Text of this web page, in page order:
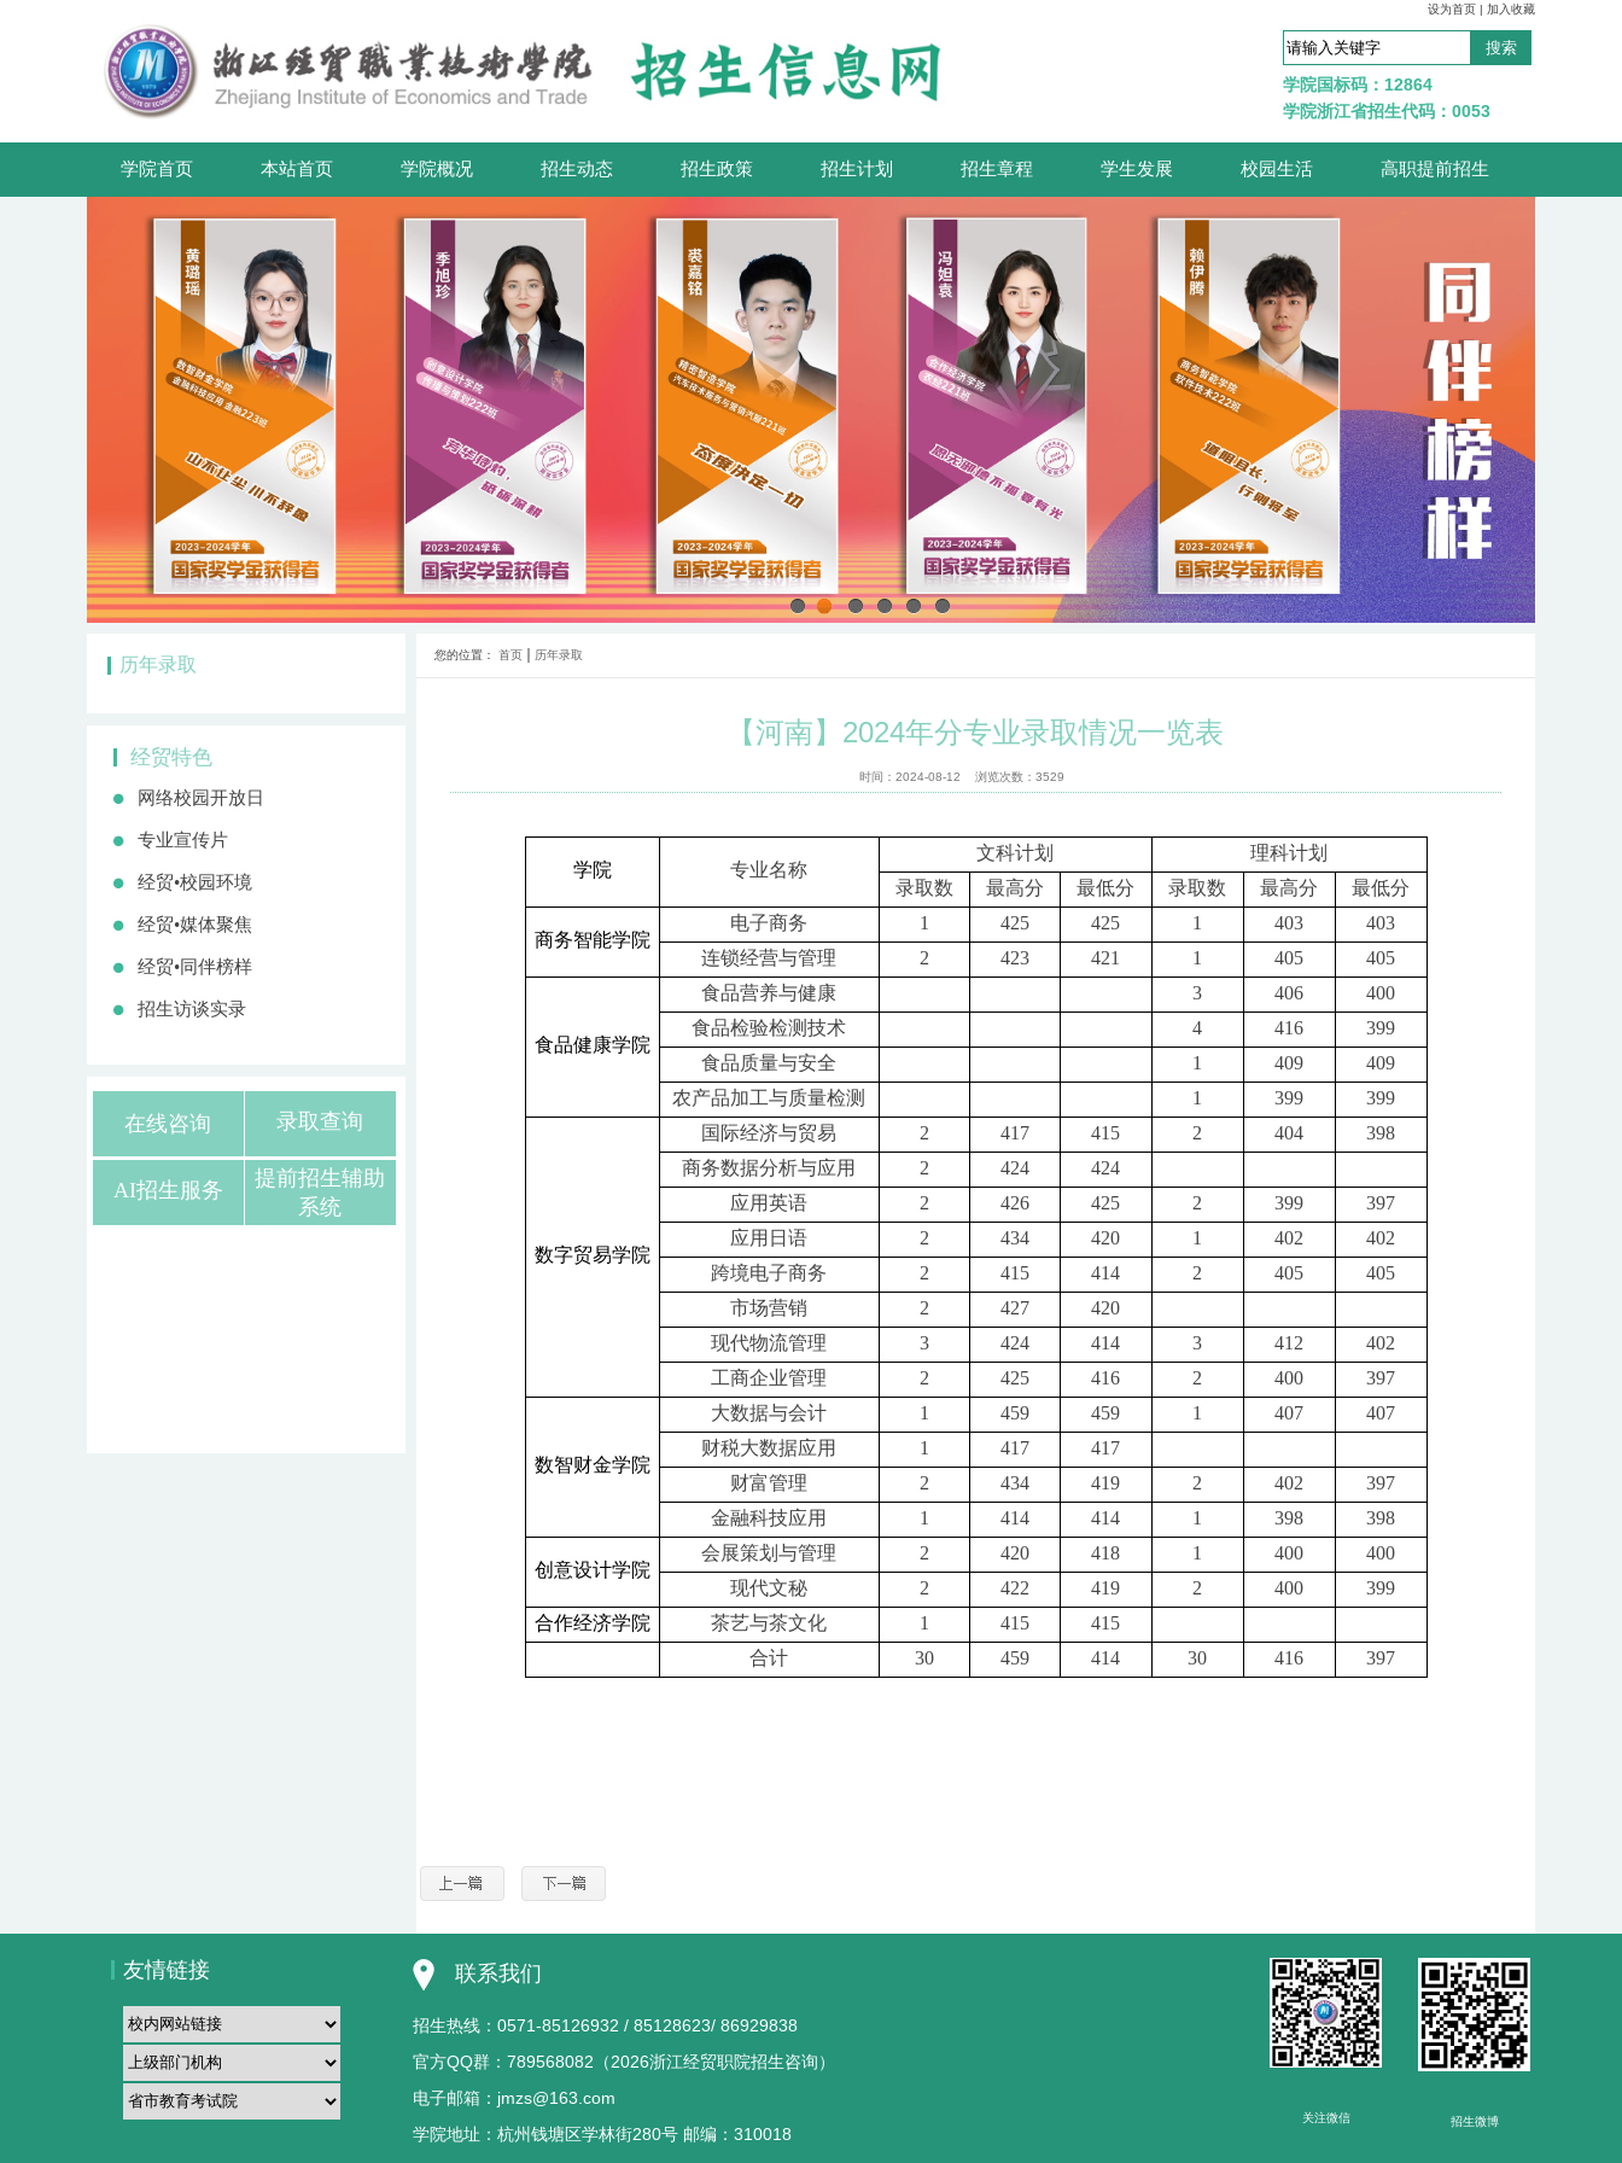
设为首页 | 加入收藏
学院国标码：12864
学院浙江省招生代码：0053
学院首页 本站首页 学院概况 招生动态 招生政策 招生计划 招生章程 学生发展 校园生活 高职提前招生
历年录取
经贸特色
网络校园开放日
专业宣传片
经贸•校园环境
经贸•媒体聚焦
经贸•同伴榜样
招生访谈实录
在线咨询 录取查询
AI招生服务
提前招生辅助
系统
您的位置： 首页 历年录取
【河南】2024年分专业录取情况一览表
时间：2024-08-12 浏览次数： 3529
学院 专业名称
文科计划
理科计划
录取数
最高分 最低分 录取数 最高分 最低分
商务智能学院
电子商务 1 425 425 1 403
403
连锁经营与管理
2 423 421 1 405 405
食品健康学院
食品营养与健康 3 406
400
食品检验检测技术
4 416
399
食品质量与安全
1 409
409
农产品加工与质量检测
1 399 399
数字贸易学院
国际经济与贸易 2 417 415 2 404
398
商务数据分析与应用
2 424
424
应用英语
2 426 425 2 399
397
应用日语
2 434 420 1 402
402
跨境电子商务
2 415 414 2 405
405
市场营销
2 427
420
现代物流管理
3 424 414 3 412
402
工商企业管理
2 425 416 2 400 397
数智财金学院
大数据与会计 1 459 459 1 407
407
财税大数据应用
1 417
417
财富管理
2 434 419 2 402
397
金融科技应用
1 414 414 1 398 398
创意设计学院
会展策划与管理 2 420 418 1 400
400
现代文秘
2 422 419 2 400
399
合作经济学院
茶艺与茶文化 1 415
415
合计
30 459 414 30 416 397
友情链接 联系我们
招生热线：0571-85126932 / 85128623/ 86929838
官方QQ群：789568082（2026浙江经贸职院招生咨询）
电子邮箱：jmzs@163.com
学院地址：杭州钱塘区学林街280号 邮编：310018
关注微信 招生微博